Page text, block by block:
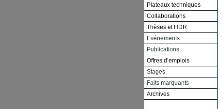
Plateaux techniques
Collaborations
Thèses et HDR
Evénements
Publications
Offres d’emplois
Stages
Faits marquants
Archives